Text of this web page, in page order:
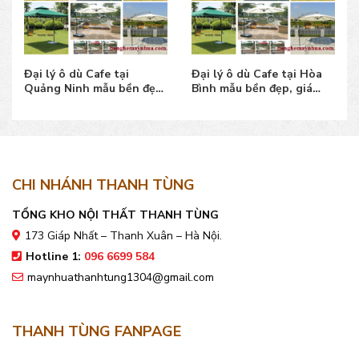
Đại lý ô dù Cafe tại
Quảng Ninh mẫu bền đẹp,
Đại lý ô dù Cafe tại Hòa
Bình mẫu bền đẹp, giá
CHI NHÁNH THANH TÙNG
TỔNG KHO NỘI THẤT THANH TÙNG
173 Giáp Nhất – Thanh Xuân – Hà Nội.
Hotline 1: 096 6699 584
maynhuathanhtung1304@gmail.com
THANH TÙNG FANPAGE